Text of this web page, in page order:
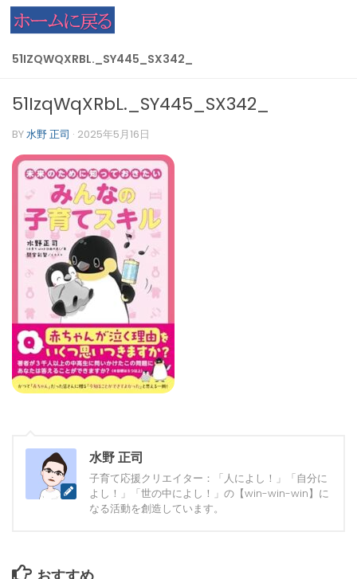
コンテンツへスキップ
51IZQWQXRBL._SY445_SX342_
51IzqWqXRbL._SY445_SX342_
BY水野 正司 · 2025年5月16日
水野 正司
子育て応援クリエイター：「人によし！」「自分に
よし！」「世の中によし！」の【win-win-win】に
なる活動を創造しています。